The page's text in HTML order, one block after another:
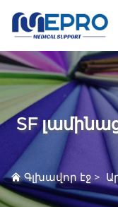
SF
Գլխավոր էջ>